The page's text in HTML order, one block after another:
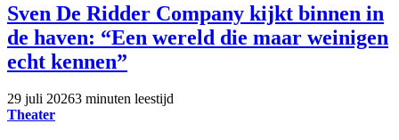
Sven De Ridder Company kijkt binnen in
de haven: “Een wereld die maar weinigen
echt kennen”
29 juli 20263 minuten leestijd
Theater